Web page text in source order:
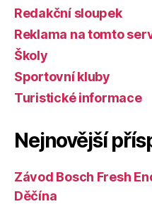
Redakční sloupek
Reklama na tomto
Školy
Sportovní kluby
Turistické informace
Nejnovější
Závod Bosch Fresh
Děčína